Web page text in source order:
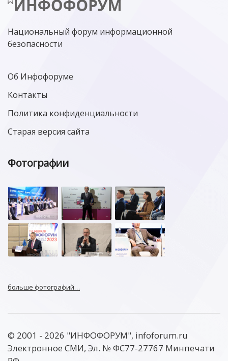
МИНЦИФРЫ РОССИИ NGFW
Национальный форум информационной
безопасности
Об Инфофоруме
Контакты
Политика конфиденциальности
Старая версия сайта
Фотографии
больше фотографий…
© 2001 - 2026 "ИНФОФОРУМ", infoforum.ru
Электронное СМИ, Эл. № ФС77-27767 Минпечати